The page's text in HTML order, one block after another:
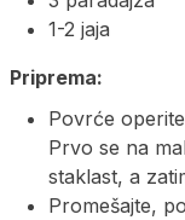
1-2 jaja
Priprema:
Povrće
Prvo se na
staklast, a
Promešajte,